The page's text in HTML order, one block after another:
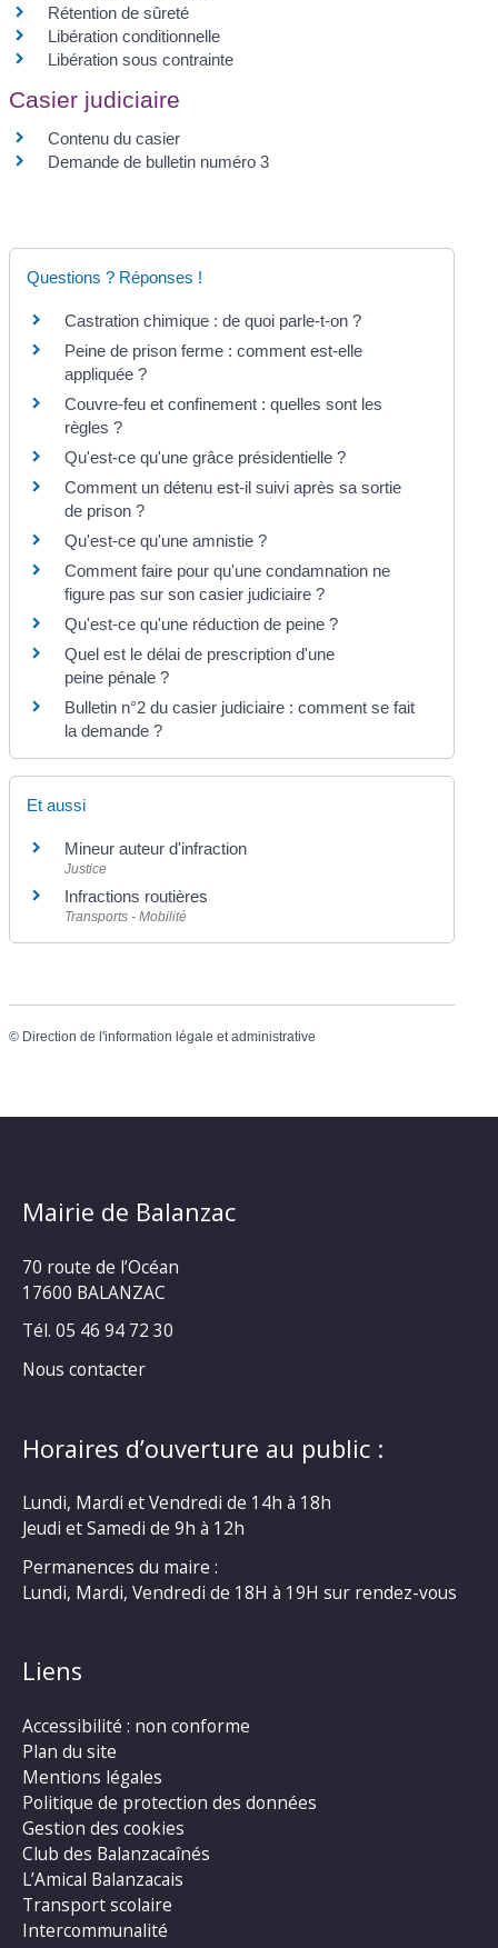
Rétention de sûreté
Libération conditionnelle
Libération sous contrainte
Casier judiciaire
Contenu du casier
Demande de bulletin numéro 3
Questions ? Réponses !
Castration chimique : de quoi parle-t-on ?
Peine de prison ferme : comment est-elle
appliquée ?
Couvre-feu et confinement : quelles sont les
règles ?
Qu'est-ce qu'une grâce présidentielle ?
Comment un détenu est-il suivi après sa sortie
de prison ?
Qu'est-ce qu'une amnistie ?
Comment faire pour qu'une condamnation ne
figure pas sur son casier judiciaire ?
Qu'est-ce qu'une réduction de peine ?
Quel est le délai de prescription d'une
peine pénale ?
Bulletin n°2 du casier judiciaire : comment se fait
la demande ?
Et aussi
Mineur auteur d'infraction
Justice
Infractions routières
Transports - Mobilité
© Direction de l'information légale et administrative
Mairie de Balanzac
70 route de l’Océan
17600 BALANZAC
Tél. 05 46 94 72 30
Nous contacter
Horaires d’ouverture au public :
Lundi, Mardi et Vendredi de 14h à 18h
Jeudi et Samedi de 9h à 12h
Permanences du maire :
Lundi, Mardi, Vendredi de 18H à 19H sur rendez-vous
Liens
Accessibilité : non conforme
Plan du site
Mentions légales
Politique de protection des données
Gestion des cookies
Club des Balanzacaînés
L’Amical Balanzacais
Transport scolaire
Intercommunalité